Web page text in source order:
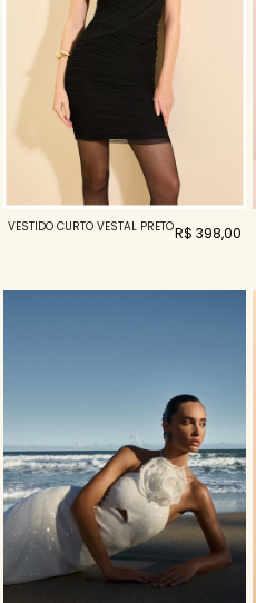
VESTIDO CURTO VESTAL PRETOR$ 398,00